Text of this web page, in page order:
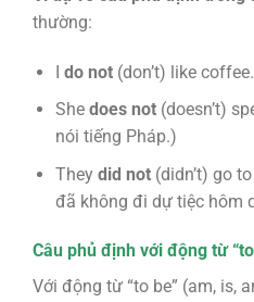
thường:
I do not(don’t) like
She does not(doesn’t)
nói tiếng Pháp.)
They did not(didn’t) go
đã không đi dự tiệc hôm
Câu phủ định với động từ
Với động từ “to be” (am, is,